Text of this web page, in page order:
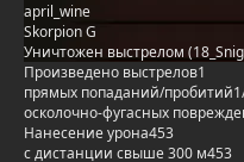
april_wine
Skorpion G
Уничтожен выстрелом
Произведено выстрелов1
прямых попаданий/пробитий
осколочно-фугасных
Нанесение урона453
с дистанции свыше 300 м453